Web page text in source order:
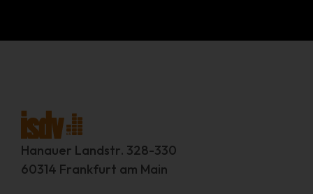
Hanauer Landstr. 328-330
60314 Frankfurt am Main